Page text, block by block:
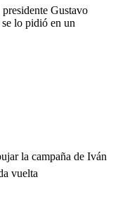
Gustavo
lo pidió en un
la campaña de Iván
vuelta